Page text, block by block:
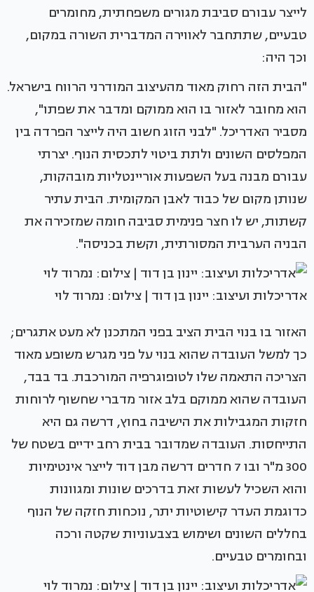
לייצר עבורם סביבת מגורים משפחתית, מחומרים
טבעיים, שתתחבר לאווירה המדברית השורה במקום,
וכך היה:
"הבית הזה רחוק מאוד מהעיצוב המודרני הרווח בישראל.
הוא מחובר לאזור בו הוא ממוקם ומדבר את שפתו",
מסביר האדריכל. "לבני הזוג חשוב היה לייצר הפרדה בין
המפלסים השונים ולתת ביטוי לתכסית הנוף. יצרתי
עבורם מבנה בעל השפעות אוריינטליות מובהקות,
שנותן מקום של כבוד לאבן המקומית. הבית עתיר
קשתות, יש לו חצר פנימית סביבה חומה שמזכירה את
הבניה הערבית המסורתית, וקשת בכניסה".
אדריכלות ועיצוב: יינון בן דוד | צילום: נמרוד לוי
האזור בו בנוי הבית הציב בפני המתכנן לא מעט אתגרים;
כך למשל העובדה שהוא בנוי על פני מגרש משופע מאוד
הצריכה התאמה שלו לטופוגרפיה המורכבת. בד בבד,
העובדה שהוא ממוקם בלב אזור מדברי שחשוף לרוחות
חזקות המגבילות את הישיבה בחוץ, דרשה גם היא
התייחסות. העובדה שמדובר בבית רחב ידיים בשטח של
300 מ"ר ובו 7 חדרים דרשה מבן דוד לייצר אינטימיות
והוא השכיל לעשות זאת בדרכים שונות ומגוונות
כדוגמת העדר קישוטיות יתר, נוכחות חזקה של הנוף
בחללים השונים ושימוש בצבעוניות שקטה ורכה
ובחומרים טבעיים.